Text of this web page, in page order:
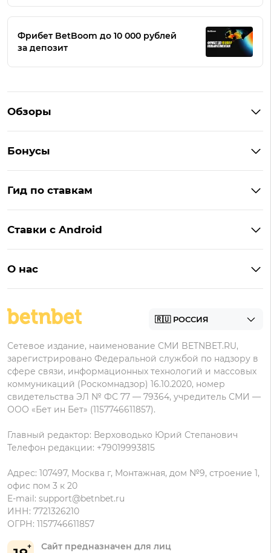
Фрибет BetBoom до 10 000 рублей
за депозит
Обзоры
BetBoom
Пари
Леон
Zenit
Бонусы
Бонусы BetBoom
Бонусы Леон
Гид по ставкам
БК для ставок с мобильного
Ставки с Android
Фонбет на Андроид
Олимп на Андроид
О нас
Пользовательское соглашение
данных
Сайт предназначен для лиц
Сетевое издание, наименование СМИ BETNBET.RU,
зарегистрировано Федеральной службой по надзору в
сфере связи, информационных технологий и массовых
коммуникаций (Роскомнадзор) 16.10.2020, номер
свидетельства ЭЛ № ФС 77 — 79364, учредитель СМИ —
ООО «Бет ин Бет» (1157746611857).
Главный редактор: Верховодько Юрий Степанович
Телефон редакции: +79019993815
Адрес: 107497, Москва г, Монтажная, дом №9, строение 1,
офис пом 3 к 20
E-mail: support@betnbet.ru
ИНН: 7721326210
ОГРН: 1157746611857